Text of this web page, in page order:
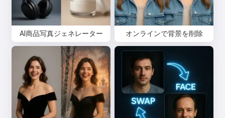
AI商品写真ジェネレーター オンラインで背景を削除